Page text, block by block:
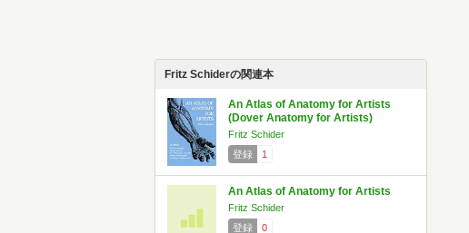
Fritz Schiderの関連本
An Atlas of Anatomy for Artists
(Dover Anatomy for Artists)
Fritz Schider
登録
1
An Atlas of Anatomy for Artists
Fritz Schider
登録
0